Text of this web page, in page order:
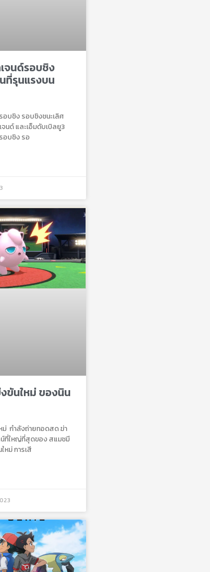
จนด์รอบชิง
ที่รุนแรงบน
อบชิง รอบชิงชนะเลิศ
จนด์ และเอ็มดับเบิลยู3
อบชิง รอ
ขันใหม่ ของนิน
ม่ กําลังถ่ายทอดสด ฆ่า
ที่ใหญ่ที่สุดของ สแมชมี
หม่ การเสี